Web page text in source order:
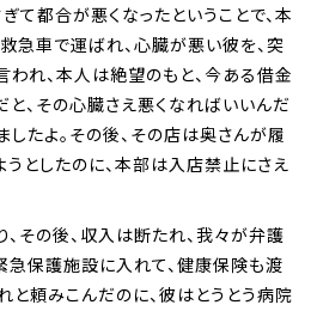
て都合が悪くなったということで、本
急車で運ばれ、心臓が悪い彼を、突
れ、本人は絶望のもと、今ある借金
と、その心臓さえ悪くなればいいんだ
したよ。その後、その店は奥さんが履
としたのに、本部は入店禁止にさえ
その後、収入は断たれ、我々が弁護
急保護施設に入れて、健康保険も渡
と頼みこんだのに、彼はとうとう病院